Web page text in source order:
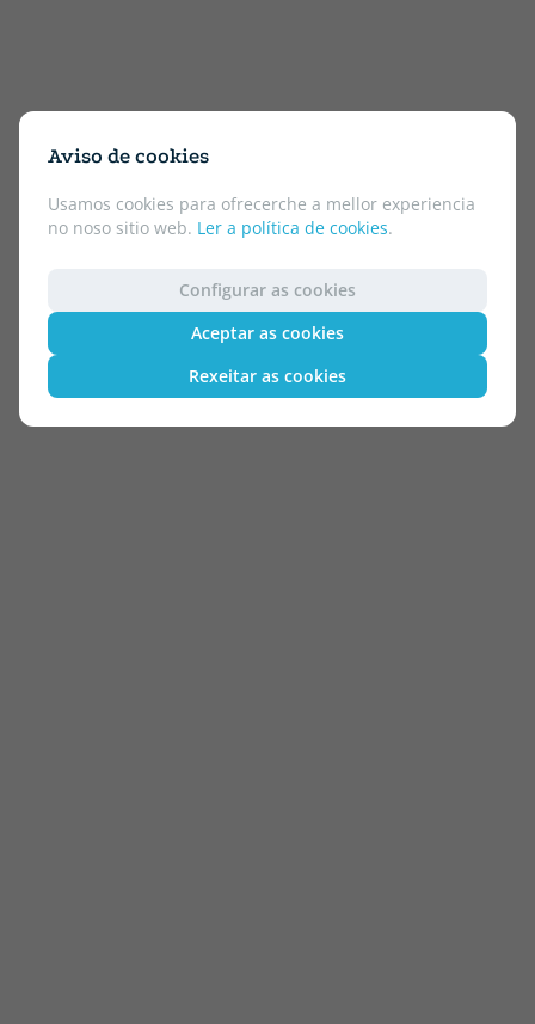
Aviso de cookies
Usamos cookies para ofrecerche a mellor experiencia
no noso sitio web. Ler a política de cookies.
Configurar as cookies
Aceptar as cookies
Rexeitar as cookies